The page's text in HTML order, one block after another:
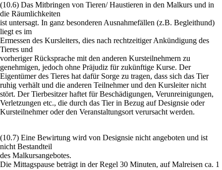
(10.6) Das Mitbringen von Tieren/ Haustieren in den Malkurs und in
die Räumlichkeiten
ist untersagt. In ganz besonderen Ausnahmefällen (z.B. Begleithund)
liegt es im
Ermessen des Kursleiters, dies nach rechtzeitiger Ankündigung des
Tieres und
vorheriger Rücksprache mit den anderen Kursteilnehmern zu
genehmigen, jedoch ohne Präjudiz für zukünftige Kurse. Der
Eigentümer des Tieres hat dafür Sorge zu tragen, dass sich das Tier
ruhig verhält und die anderen Teilnehmer und den Kursleiter nicht
stört. Der Tierbesitzer haftet für Beschädigungen, Verunreinigungen,
Verletzungen etc., die durch das Tier in Bezug auf Designsie oder
Kursteilnehmer oder den Veranstaltungsort verursacht werden.
(10.7) Eine Bewirtung wird von Designsie nicht angeboten und ist
nicht Bestandteil
des Malkursangebotes.
Die Mittagspause beträgt in der Regel 30 Minuten, auf Malreisen ca. 1